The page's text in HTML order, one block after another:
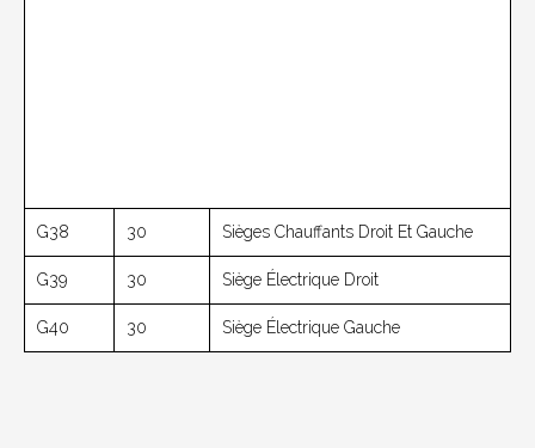
G38 30 Sièges Chauffants Droit Et Gauche
G39 30 Siège Électrique Droit
G40 30 Siège Électrique Gauche